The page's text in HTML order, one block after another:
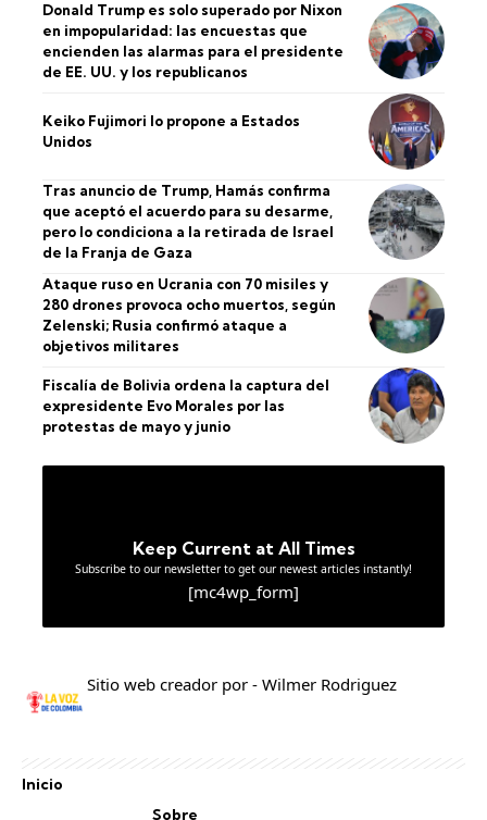
Donald Trump es solo superado por Nixon
en impopularidad: las encuestas que
encienden las alarmas para el presidente
de EE. UU. y los republicanos
Keiko Fujimori lo propone a Estados
Unidos
Tras anuncio de Trump, Hamás confirma
que aceptó el acuerdo para su desarme,
pero lo condiciona a la retirada de Israel
de la Franja de Gaza
Ataque ruso en Ucrania con 70 misiles y
280 drones provoca ocho muertos, según
Zelenski; Rusia confirmó ataque a
objetivos militares
Fiscalía de Bolivia ordena la captura del
expresidente Evo Morales por las
protestas de mayo y junio
Keep Current at All Times
Subscribe to our newsletter to get our newest articles instantly!
[mc4wp_form]
Sitio web creador por - Wilmer Rodriguez
Inicio
Sobre